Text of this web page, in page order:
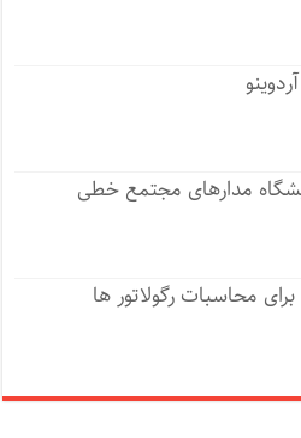
مدارهای مجتمع خطی
محاسبات رگولاتور ها